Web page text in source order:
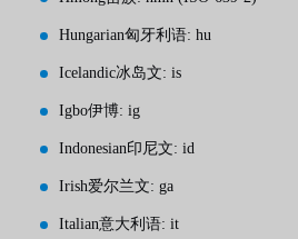
Hungarian匈牙利语: hu
Icelandic冰岛文: is
Igbo伊博: ig
Indonesian印尼文: id
Irish爱尔兰文: ga
Italian意大利语: it